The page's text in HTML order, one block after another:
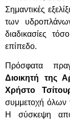
Σημαντικές
των
διαδικασίες
επίπεδο.
Πρόσφατα
Διοικητή της
Χρήστο
συμμετοχή όλων
Η σύσκεψη